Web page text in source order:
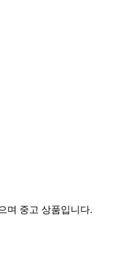
며 중고 상품입니다.